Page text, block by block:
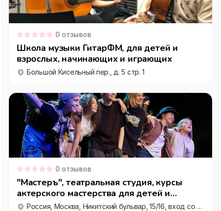
0 отзывов
Школа музыки ГитарФМ, для детей и
взрослых, начинающих и играющих
Большой Кисельный пер., д. 5 стр. 1
0 отзывов
"Мастеръ", театральная студия, курсы
актерского мастерства для детей и
взрослых
Россия, Москва, Никитский бульвар, 15/16, вход со двора, этаж 1